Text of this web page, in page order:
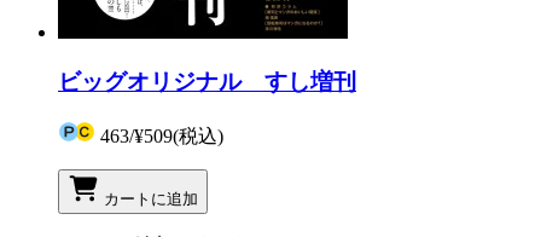
ビッグオリジナル すし増刊
463/¥509(税込)
カートに追加